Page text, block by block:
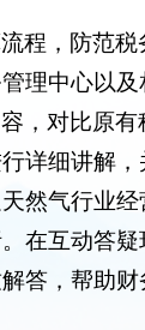
程，防范
理中心以及
，对比原有
详细讲解
然气行业
在互动答
答，帮助